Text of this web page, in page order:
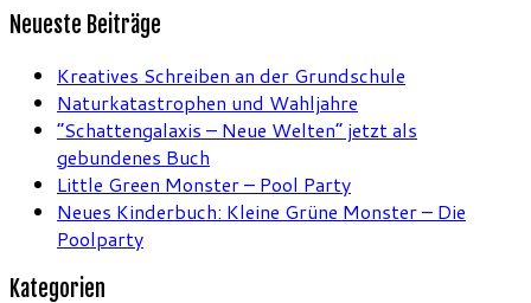
Neueste Beiträge
Kreatives Schreiben an der Grundschule
Naturkatastrophen und Wahljahre
“Schattengalaxis – Neue Welten” jetzt als
gebundenes Buch
Little Green Monster – Pool Party
Neues Kinderbuch: Kleine Grüne Monster – Die
Poolparty
Kategorien